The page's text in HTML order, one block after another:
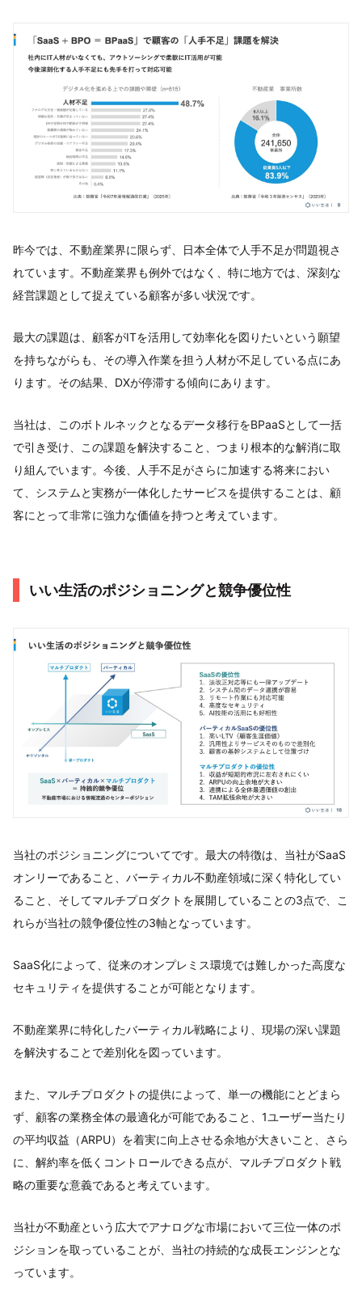
昨今では、不動産業界に限らず、日本全体で人手不足が問題視さ
れています。不動産業界も例外ではなく、特に地方では、深刻な
経営課題として捉えている顧客が多い状況です。
最大の課題は、顧客がITを活用して効率化を図りたいという願望
を持ちながらも、その導入作業を担う人材が不足している点にあ
ります。その結果、DXが停滞する傾向にあります。
当社は、このボトルネックとなるデータ移行をBPaaSとして一括
で引き受け、この課題を解決すること、つまり根本的な解消に取
り組んでいます。今後、人手不足がさらに加速する将来におい
て、システムと実務が一体化したサービスを提供することは、顧
客にとって非常に強力な価値を持つと考えています。
いい生活のポジショニングと競争優位性
当社のポジショニングについてです。最大の特徴は、当社がSaaS
オンリーであること、バーティカル不動産領域に深く特化してい
ること、そしてマルチプロダクトを展開していることの3点で、こ
れらが当社の競争優位性の3軸となっています。
SaaS化によって、従来のオンプレミス環境では難しかった高度な
セキュリティを提供することが可能となります。
不動産業界に特化したバーティカル戦略により、現場の深い課題
を解決することで差別化を図っています。
また、マルチプロダクトの提供によって、単一の機能にとどまら
ず、顧客の業務全体の最適化が可能であること、1ユーザー当たり
の平均収益（ARPU）を着実に向上させる余地が大きいこと、さら
に、解約率を低くコントロールできる点が、マルチプロダクト戦
略の重要な意義であると考えています。
当社が不動産という広大でアナログな市場において三位一体のポ
ジションを取っていることが、当社の持続的な成長エンジンとな
っています。